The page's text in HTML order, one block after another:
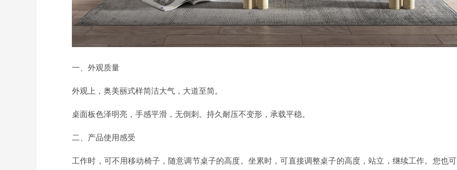
一、外观质量
外观上，奥美丽式样简洁大气，大道至简。
桌面板色泽明亮，手感平滑，无倒刺。持久耐压不变形，承载平稳。
二、产品使用感受
工作时，可不用移动椅子，随意调节桌子的高度。坐累时，可直接调整桌子的高度，站立，继续工作。您也可